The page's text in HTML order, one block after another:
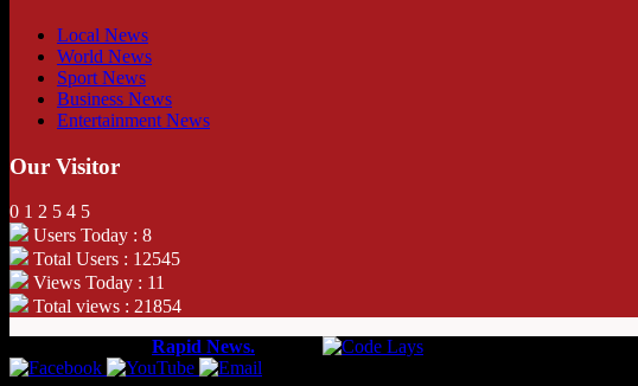
Local News
World News
Sport News
Business News
Entertainment News
Our Visitor
0 1 2 5 4 5
Users Today : 8
Total Users : 12545
Views Today : 11
Total views : 21854
Rapid News.